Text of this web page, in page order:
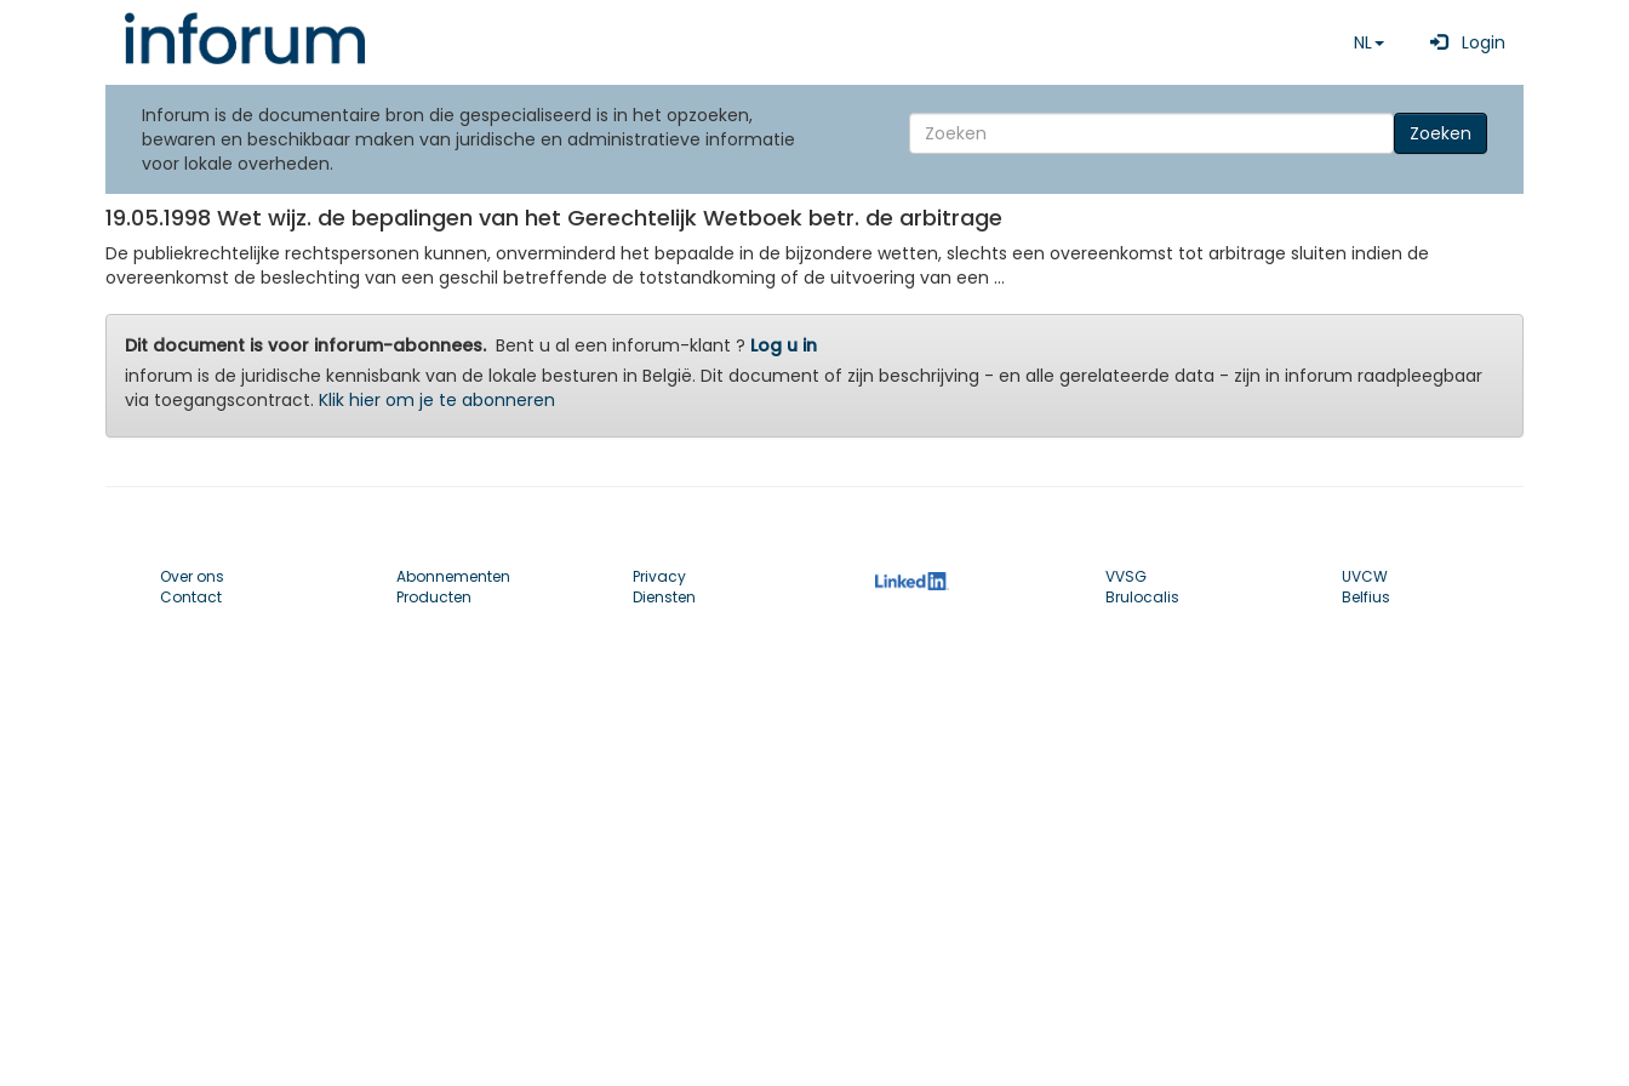
NL Login
Inforum is de documentaire bron die gespecialiseerd is in het opzoeken,
bewaren en beschikbaar maken van juridische en administratieve informatie
voor lokale overheden.
Zoeken
19.05.1998 Wet wijz. de bepalingen van het Gerechtelijk Wetboek betr. de arbitrage
De publiekrechtelijke rechtspersonen kunnen, onverminderd het bepaalde in de bijzondere wetten, slechts een overeenkomst tot arbitrage sluiten indien de
overeenkomst de beslechting van een geschil betreffende de totstandkoming of de uitvoering van een ...
Dit document is voor inforum-abonnees.Bent u al een inforum-klant ? Log u in
inforum is de juridische kennisbank van de lokale besturen in België. Dit document of zijn beschrijving - en alle gerelateerde data - zijn in inforum raadpleegbaar
via toegangscontract. Klik hier om je te abonneren
Over ons
Contact
Abonnementen
Producten
Privacy
Diensten
VVSG
Brulocalis
UVCW
Belfius